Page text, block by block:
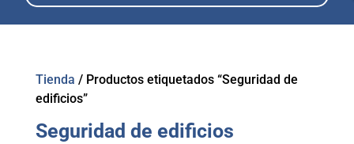
Tienda / Productos etiquetados “Seguridad de
edificios”
Seguridad de edificios